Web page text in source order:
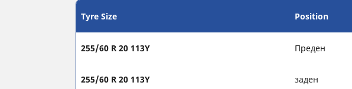
Tyre Size Position
255/60 R 20 113Y Преден
255/60 R 20 113Y заден